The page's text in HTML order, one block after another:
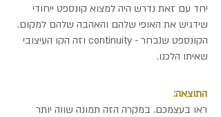
יחד עם זאת נדרש היה למצוא קונספט ייחודי
שידגיש את האופי שלהם והאהבה שלהם למקום.
הקונספט שנבחר - continuity וזה הקו העיצובי
שאיתו הלכנו.
התוצאה:
ראו בעצמכם. במקרה הזה תמונה שווה יותר